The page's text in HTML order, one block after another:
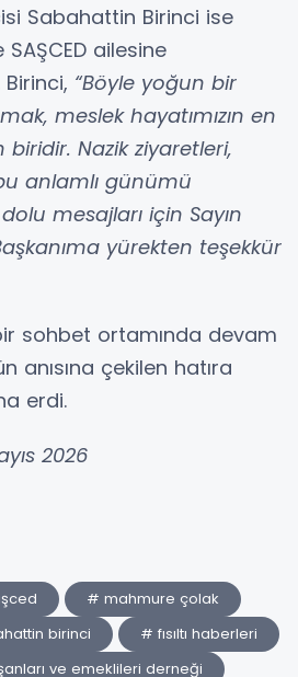
Sabahattin Birinci ise
ailesine
“Böyle yoğun bir
meslek hayatımızın en
Nazik ziyaretleri,
anlamlı günümü
mesajları için Sayın
yürekten teşekkür
sohbet ortamında devam
anısına çekilen hatıra
erdi.
2026
# mahmure çolak
birinci
# fısıltı haberleri
ve emeklileri derneği